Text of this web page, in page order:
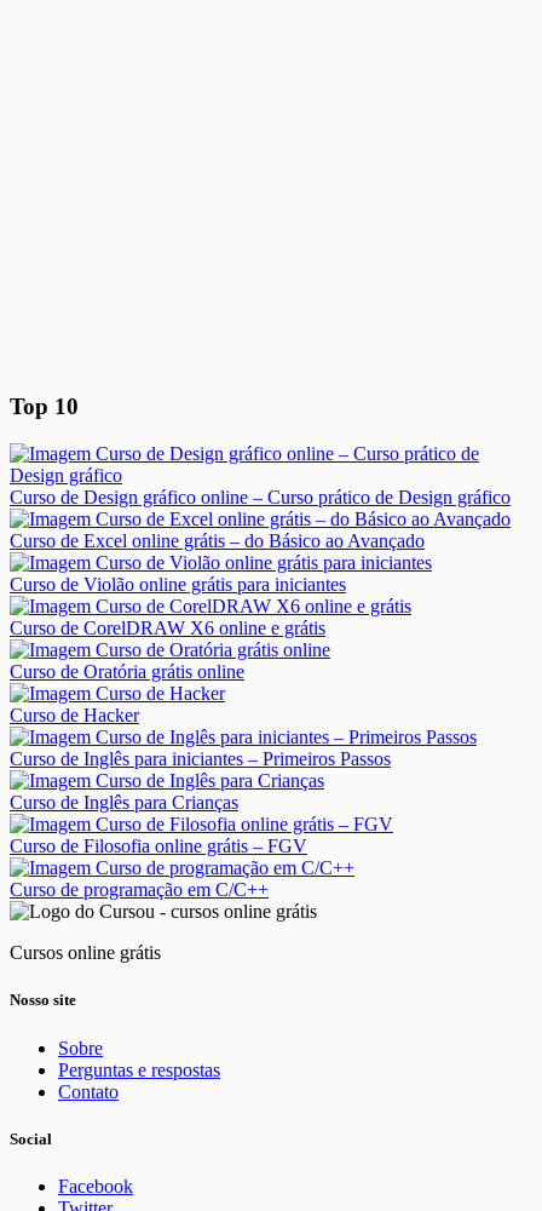
Top 10
Curso de Design gráfico online – Curso prático de Design gráfico
Curso de Excel online grátis – do Básico ao Avançado
Curso de Violão online grátis para iniciantes
Curso de CorelDRAW X6 online e grátis
Curso de Oratória grátis online
Curso de Hacker
Curso de Inglês para iniciantes – Primeiros Passos
Curso de Inglês para Crianças
Curso de Filosofia online grátis – FGV
Curso de programação em C/C++
Cursos online grátis
Nosso site
Sobre
Perguntas e respostas
Contato
Social
Facebook